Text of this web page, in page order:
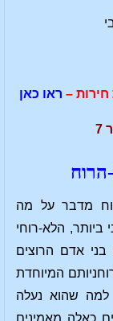
– ראו כאן
הרוח
מדבר על מה
ביותר, הלא-רוחי
אדם הרוצים
המיוחדת
למה שהוא נעלה
כאלה מאמינים